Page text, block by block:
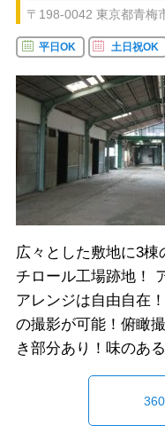
〒198-0042 東京都青梅
平日OK 土日祝OK
広々とした敷地に3
チロール工場跡地！
アレンジは自由自在
の撮影が可能！俯瞰
き部分あり！味のあ